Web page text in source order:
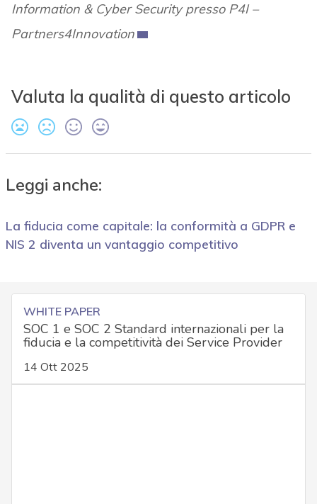
Information & Cyber Security presso P4I –
Partners4Innovation
Valuta la qualità di questo articolo
Leggi anche:
La fiducia come capitale: la conformità a GDPR e
NIS 2 diventa un vantaggio competitivo
WHITE PAPER
SOC 1 e SOC 2 Standard internazionali per la
fiducia e la competitività dei Service Provider
14 Ott 2025